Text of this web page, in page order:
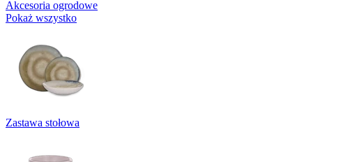
Akcesoria ogrodowe
Pokaż wszystko
Zastawa stołowa